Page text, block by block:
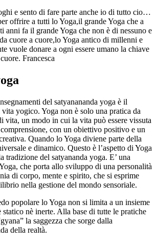
e sento di fare parte anche io di tutto cio…
offrire a tutti lo Yoga,il grande Yoga che a
anni fa il grande Yoga che non è di nessuno e
cuore a cuore,lo Yoga antico di millenni e
vuole donare a ogni essere umano la chiave
Francesca
del satyanananda yoga è il
yogico. Yoga non è solo una pratica da
vita, un modo in cui la vita può essere vissuta
con un obiettivo positivo e un
Quando lo Yoga diviene parte della
e dinamico. Questo è l’aspetto di Yoga
tradizione del satyananda yoga. E’ una
che porta allo sviluppo di una personalità
di corpo, mente e spirito, che si esprime
nella gestione del mondo sensoriale.
popolare lo Yoga non si limita a un insieme
statico nè inerte. Alla base di tutte le pratiche
la saggezza che sorge dalla
della realtà.